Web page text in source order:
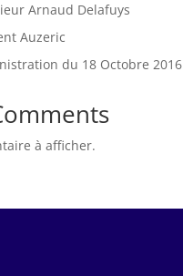
Arnaud Delafuys
Auzeric
du 18 Octobre 2016
à afficher.